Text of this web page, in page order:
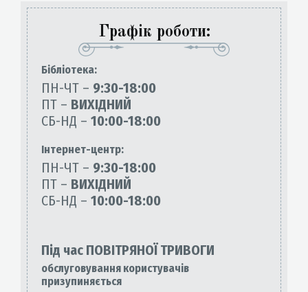
Графік роботи:
Бiблiотека:
ПН-ЧТ – 9:30-18:00
ПТ – ВИХІДНИЙ
СБ-НД – 10:00-18:00
Інтернет-центр:
ПН-ЧТ – 9:30-18:00
ПТ – ВИХІДНИЙ
СБ-НД – 10:00-18:00
Під час ПОВІТРЯНОЇ ТРИВОГИ
обслуговування користувачів
призупиняється